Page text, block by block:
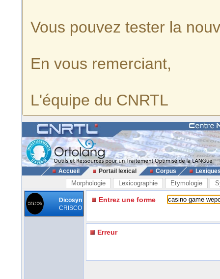
Vous pouvez tester la
En vous remerciant,
L'équipe du CNRTL
Accueil Portail lexical Corpus
Morphologie Lexicographie Etymologie
Dicosyn
CRISCO
Entrez une forme
Erreur